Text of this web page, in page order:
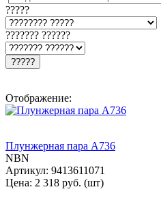
?????
??????? ??????
?????
Отображение:
Плунжерная пара A736
NBN
Артикул: 9413611071
Цена: 2 318 руб. (шт)